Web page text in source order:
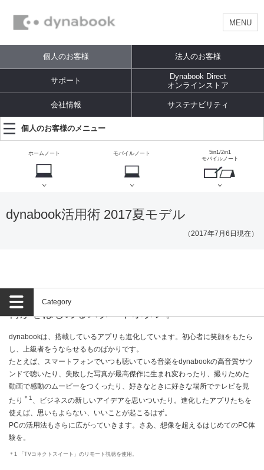
MENU
個人のお客様 法人のお客様
サポート
Dynabook Direct
オンラインストア
会社情報 サステナビリティ
個人のお客様のメニュー
ホームノート モバイルノート
5in1/2in1
モバイルノート
dynabook活用術 2017夏モデル
（2017年7月6日現在）
dynabookのアプリは、
何かをはじめるスタートボタン。
dynabookは、搭載しているアプリも進化しています。初心者に笑顔をもたら
し、上級者をうならせるものばかりです。
たとえば、スマートフォンでいつも聴いている音楽をdynabookの高音質サウ
ンドで聴いたり、失敗した写真が最高傑作に生まれ変わったり、撮りためた
動画で感動のムービーをつくったり、好きなときに好きな場所でテレビを見
たり ＊1 、ビジネスの新しいアイデアを思いついたり。進化したアプリたちを
使えば、思いもよらない、いいことが起こるはず。
PCの活用法もさらに広がっていきます。さあ、想像を超えるはじめてのPC体
験を。
＊1 「TVコネクトスイート」のリモート視聴を使用。
Category